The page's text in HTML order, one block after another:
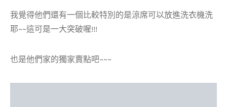
我覺得他們還有一個比較特別的是涼席可以放進洗衣機洗
耶~~這可是一大突破喔!!!
也是他們家的獨家賣點吧~~~